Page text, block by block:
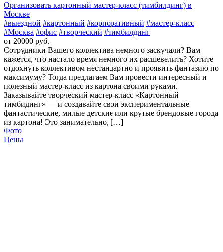
Организовать картонный мастер-класс (тимбилдинг) в
Москве
#выездной #картонный #корпоративный #мастер-класс
#Москва #офис #творческий #тимбилдинг
от 20000 руб.
Сотрудники Вашего коллектива немного заскучали? Вам
кажется, что настало время немного их расшевелить? Хотите
отдохнуть коллективом нестандартно и проявить фантазию по
максимуму? Тогда предлагаем Вам провести интересный и
полезный мастер-класс из картона своими руками.
Заказывайте творческий мастер-класс «Картонный
тимбидинг» — и создавайте свои экспериментальные
фантастические, милые детские или крутые брендовые города
из картона! Это занимательно, […]
Фото
Цены